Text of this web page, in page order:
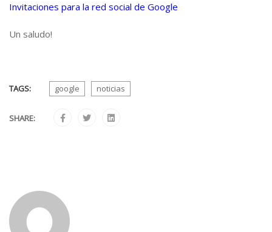
Invitaciones para la red social de Google
Un saludo!
TAGS: google noticias
SHARE: